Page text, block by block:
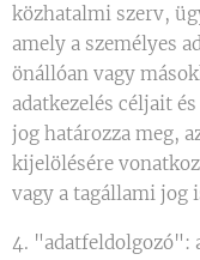
közhatalmi szerv,
amely a személyes
önállóan vagy
adatkezelés céljait
jog határozza meg,
kijelölésére
vagy a tagállami jog
4. "adatfeldolgozó":